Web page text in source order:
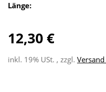
Länge:
12,30 €
inkl. 19% USt. , zzgl. Versand